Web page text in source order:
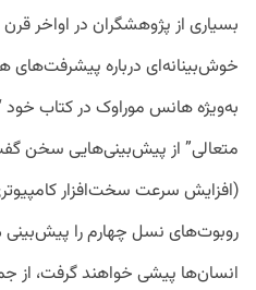
بسیاری از پژوهشگران در اواخر
خوش‌بینانه‌ای درباره
به‌ویژه هانس موراوک در کتاب
متعالی” از پیش‌بینی‌هایی سخن
روبوت‌های نسل چهارم را پیش‌بینی
انسان‌ها پیشی خواهند گرفت، از